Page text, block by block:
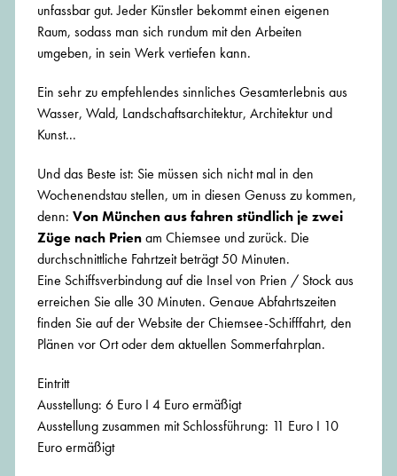
unfassbar gut. Jeder Künstler bekommt einen eigenen
Raum, sodass man sich rundum mit den Arbeiten
umgeben, in sein Werk vertiefen kann.
Ein sehr zu empfehlendes sinnliches Gesamterlebnis aus
Wasser, Wald, Landschaftsarchitektur, Architektur und
Kunst...
Und das Beste ist: Sie müssen sich nicht mal in den
Wochenendstau stellen, um in diesen Genuss zu kommen,
denn: Von München aus fahren stündlich je zwei
Züge nach Prienam Chiemsee und zurück. Die
durchschnittliche Fahrtzeit beträgt 50 Minuten.
Eine Schiffsverbindung auf die Insel von Prien / Stock aus
erreichen Sie alle 30 Minuten. Genaue Abfahrtszeiten
finden Sie auf der Website der Chiemsee-Schifffahrt, den
Plänen vor Ort oder dem aktuellen Sommerfahrplan.
Eintritt
Ausstellung: 6 Euro I 4 Euro ermäßigt
Ausstellung zusammen mit Schlossführung: 11 Euro I 10
Euro ermäßigt